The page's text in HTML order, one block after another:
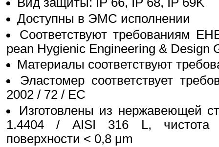
Доступны в ЭМС исполнении
Соответствуют требованиям
pean Hygienic Engineering & Design
Материалы соответствуют
Эластомер соответствует
2002 / 72 / EC
Изготовлены из нержавеющей
1.4404 / AISI 316 L, чистота
поверхности < 0,8 μm